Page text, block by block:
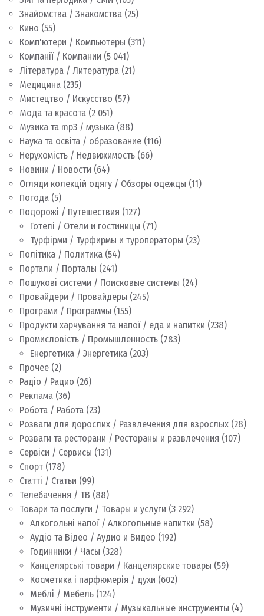
Знайомства / Знакомства (25)
Кино (55)
Комп'ютери / Компьютеры (311)
Компанії / Компании (5 041)
Література / Литература (21)
Медицина (235)
Мистецтво / Искусство (57)
Мода та красота (2 051)
Музика та mp3 / музыка (88)
Наука та освіта / образование (116)
Нерухомість / Недвижимость (66)
Новини / Новости (64)
Огляди колекцій одягу / Обзоры одежды (11)
Погода (5)
Подорожі / Путешествия (127)
Готелі / Отели и гостиницы (71)
Турфірми / Турфирмы и туроператоры (23)
Політика / Политика (54)
Портали / Порталы (241)
Пошукові системи / Поисковые системы (24)
Провайдери / Провайдеры (245)
Програми / Программы (155)
Продукти харчування та напої / еда и напитки (238)
Промисловість / Промышленность (783)
Енергетика / Энергетика (203)
Прочее (2)
Радіо / Радио (26)
Реклама (36)
Робота / Работа (23)
Розваги для дорослих / Развлечения для взрослых (28)
Розваги та ресторани / Рестораны и развлечения (107)
Сервіси / Сервисы (131)
Спорт (178)
Статті / Статьи (99)
Телебачення / ТВ (88)
Товари та послуги / Товары и услуги (3 292)
Алкогольні напої / Алкогольные напитки (58)
Аудіо та Відео / Аудио и Видео (192)
Годинники / Часы (328)
Канцелярські товари / Канцелярские товары (59)
Косметика і парфюмерія / духи (602)
Меблі / Мебель (124)
Музичні інструменти / Музыкальные инструменты (4)